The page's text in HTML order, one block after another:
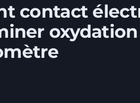
contact
oxydation